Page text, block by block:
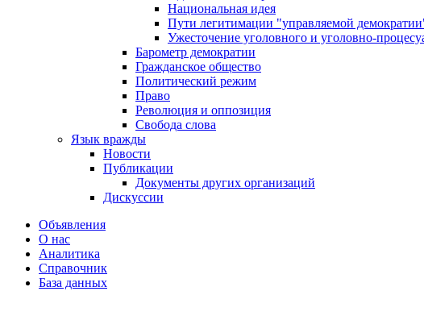
Национальная идея
Пути легитимации "управляемой
Ужесточение уголовного и уголовно-
Барометр демократии
Гражданское общество
Политический режим
Право
Революция и оппозиция
Свобода слова
Язык вражды
Новости
Публикации
Документы других организаций
Дискуссии
Объявления
О нас
Аналитика
Справочник
База данных